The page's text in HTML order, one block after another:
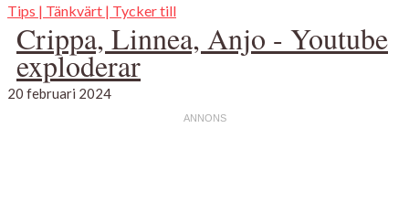
Tips | Tänkvärt | Tycker till
Crippa, Linnea, Anjo - Youtube
exploderar
20 februari 2024